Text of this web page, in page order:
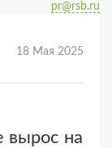
pr@rsb.ru
18 Мая 2025
вырос на